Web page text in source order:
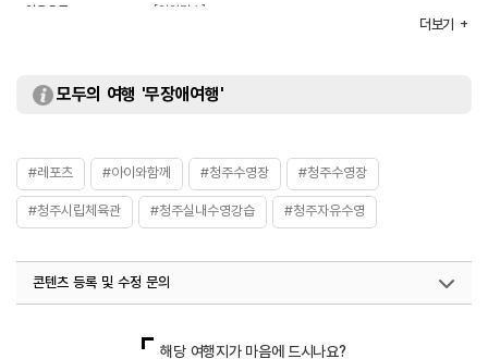
이용요금
[일일강습]
- 유아 1,300원
- 어린이·경로 36,000원
- 유아 27,000원
※ 무료 : 장애인 / 국민기초생활수급자 / 소년소녀 가장
※ 자세한 사항은 홈페이지 참조
강습안내
종합수료반 6개월 과정 / 기초수료반 6개월 과정
더보기
모두의 여행 '무장애여행'
#레포츠 #아이와함께 #청주수영장 #청주수영장
#청주시립체육관 #청주실내수영강습 #청주자유수영
콘텐츠 등록 및 수정 문의
해당 여행지가 마음에 드시나요?